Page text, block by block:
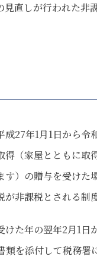
直しが行われた
27年1月1日から
（家屋とともに
）の贈与を受け
非課税とされる制度
た年の翌年2月1
を添付して税務署